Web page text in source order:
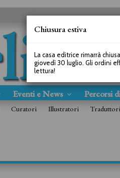
Eventi e News Percorsi
Curatori Illustratori Traduttori
Chiusura estiva
La casa editrice rimarrà
giovedì 30 luglio. Gli ordini
lettura!